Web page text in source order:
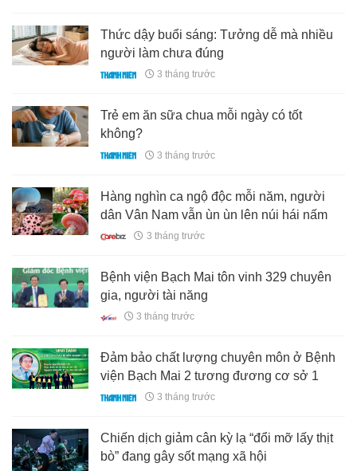
Thức dậy buổi sáng: Tưởng dễ mà nhiều
người làm chưa đúng
3 tháng trước
Trẻ em ăn sữa chua mỗi ngày có tốt
không?
3 tháng trước
Hàng nghìn ca ngộ độc mỗi năm, người
dân Vân Nam vẫn ùn ùn lên núi hái nấm
3 tháng trước
Bệnh viện Bạch Mai tôn vinh 329 chuyên
gia, người tài năng
3 tháng trước
Đảm bảo chất lượng chuyên môn ở Bệnh
viện Bạch Mai 2 tương đương cơ sở 1
3 tháng trước
Chiến dịch giảm cân kỳ lạ “đổi mỡ lấy thịt
bò” đang gây sốt mạng xã hội